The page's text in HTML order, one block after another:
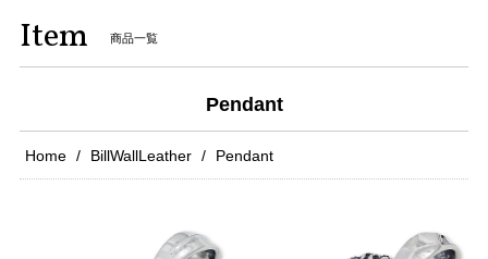
Item 商品一覧
Pendant
Home BillWallLeather Pendant